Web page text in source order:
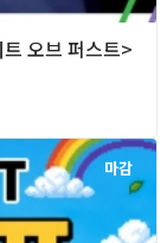
오브 퍼스트>
마감